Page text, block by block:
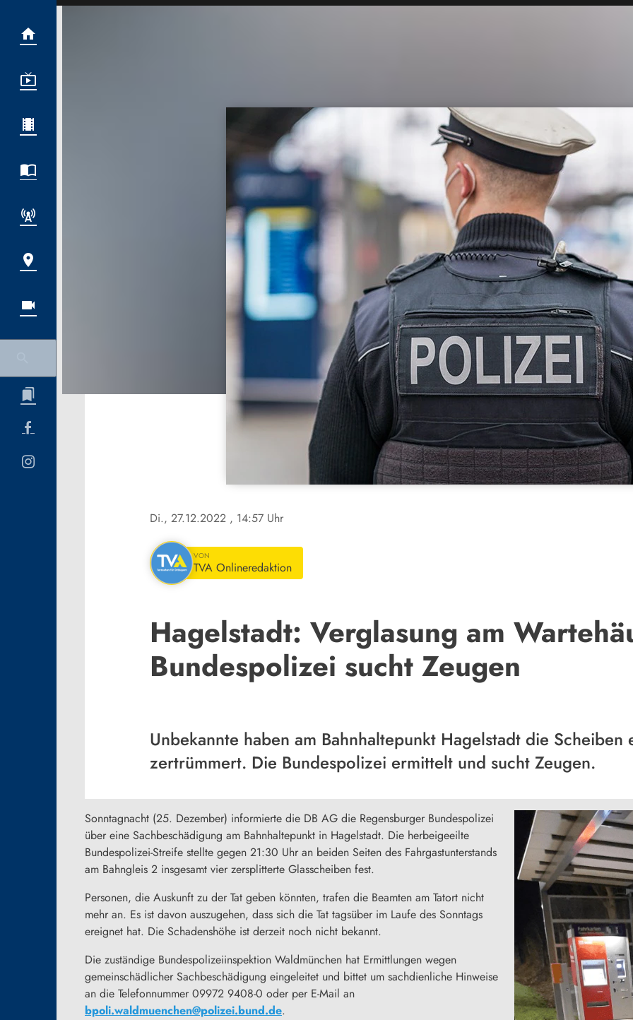
Di., 27.12.2022 , 14:57 Uhr
VON
TVA Onlineredaktion
Hagelstadt: Verglasung am
Bundespolizei sucht Zeugen
Unbekannte haben am Bahnhaltepunkt Hagelstadt die Scheiben
zertrümmert. Die Bundespolizei ermittelt und sucht Zeugen.
Sonntagnacht (25. Dezember) informierte die DB AG die Regensburger Bundespolizei
über eine Sachbeschädigung am Bahnhaltepunkt in Hagelstadt. Die herbeigeeilte
Bundespolizei-Streife stellte gegen 21:30 Uhr an beiden Seiten des Fahrgastunterstands
am Bahngleis 2 insgesamt vier zersplitterte Glasscheiben fest.
Personen, die Auskunft zu der Tat geben könnten, trafen die Beamten am Tatort nicht
mehr an. Es ist davon auszugehen, dass sich die Tat tagsüber im Laufe des Sonntags
ereignet hat. Die Schadenshöhe ist derzeit noch nicht bekannt.
Die zuständige Bundespolizeiinspektion Waldmünchen hat Ermittlungen wegen
gemeinschädlicher Sachbeschädigung eingeleitet und bittet um sachdienliche Hinweise
an die Telefonnummer 09972 9408-0 oder per E-Mail an
bpoli.waldmuenchen@polizei.bund.de.